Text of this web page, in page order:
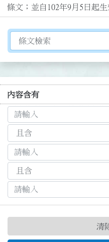
條文；並自102年9月5日起生
切換選擇法規資訊內容
內容含有
清